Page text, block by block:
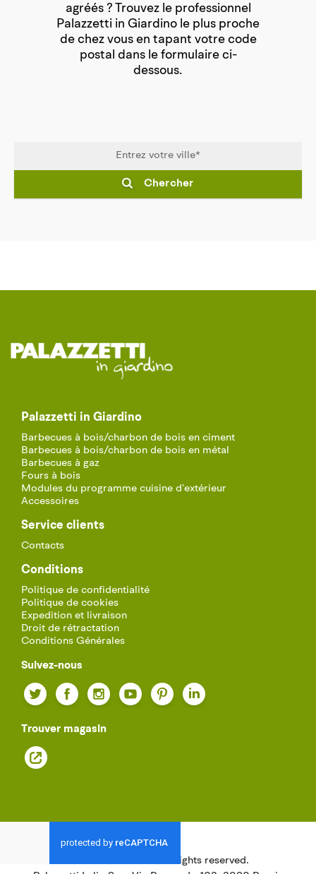
agréés ? Trouvez le professionnel
Palazzetti in Giardino le plus proche
de chez vous en tapant votre code
postal dans le formulaire ci-
dessous.
Chercher
Palazzetti in Giardino
Barbecues à bois/charbon de bois en ciment
Barbecues à bois/charbon de bois en métal
Barbecues à gaz
Fours à bois
Modules du programme cuisine d’extérieur
Accessoires
Service clients
Contacts
Conditions
Politique de confidentialité
Politique de cookies
Expedition et livraison
Droit de rétractation
Conditions Générales
Suivez-nous
Facebook
Twitter YouTubePinterest
Instagram
Trouver magasin
All rights reserved.